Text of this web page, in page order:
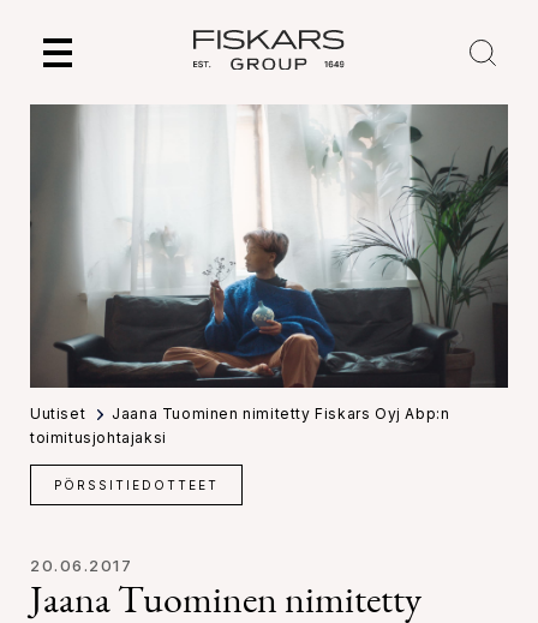
content
Uutiset
Jaana Tuominen nimitetty Fiskars Oyj Abp:n
toimitusjohtajaksi
PÖRSSITIEDOTTEET
20.06.2017
Jaana Tuominen nimitetty